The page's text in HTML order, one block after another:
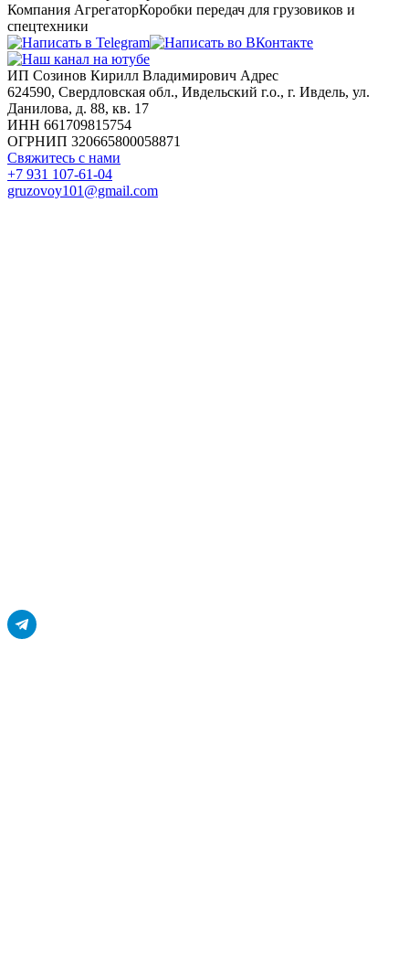
Компания АгрегаторКоробки передач для грузовиков и
спецтехники
ИП Созинов Кирилл Владимирович Адрес
624590, Свердловская обл., Ивдельский г.о., г. Ивдель, ул.
Данилова, д. 88, кв. 17
ИНН 661709815754
ОГРНИП 320665800058871
Свяжитесь с нами
+7 931 107-61-04
gruzovoy101@gmail.com